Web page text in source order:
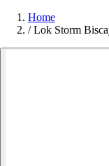
Home
/ Lok Storm